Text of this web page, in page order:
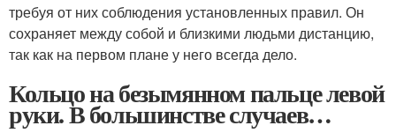
требуя от них соблюдения установленных правил. Он
сохраняет между собой и близкими людьми дистанцию,
так как на первом плане у него всегда дело.
Кольцо на безымянном пальце левой
руки. В большинстве случаев…